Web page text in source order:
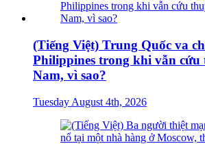
(Tiếng Việt) Trung Quốc va
Philippines trong khi vẫn cứu
Nam, vì sao?
Tuesday August 4th, 2026